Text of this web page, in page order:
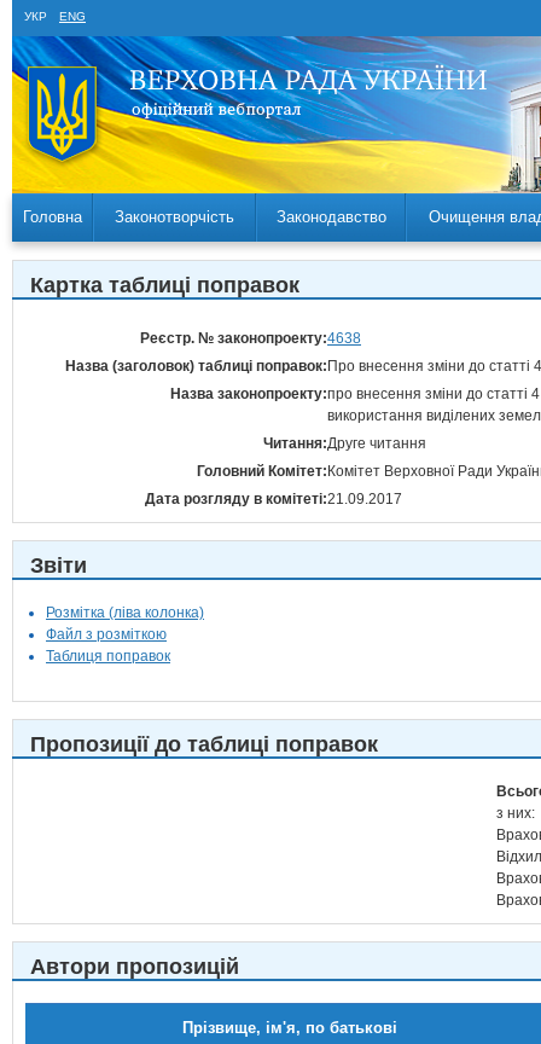
УКР ENG
Головна Законотворчість Законодавство Очищення
Картка таблиці поправок
Реєстр. № законопроекту:4638
Назва (заголовок) таблиці поправок: Про внесення зміни до
Назва законопроекту:про внесення зміни до
використання виділених
Читання:Друге читання
Головний Комітет: Комітет Верховної Ради
Дата розгляду в комітеті:21.09.2017
Звіти
Розмітка (ліва колонка)
Файл з розміткою
Таблиця поправок
Пропозиції до таблиці поправок
з них:
Автори пропозицій
Прізвище, ім'я, по батькові